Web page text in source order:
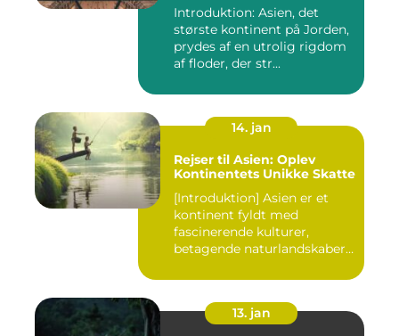
Introduktion: Asien, det
største kontinent på Jorden,
prydes af en utrolig rigdom
af floder, der str...
14. jan
Rejser til Asien: Oplev
Kontinentets Unikke Skatte
[Introduktion] Asien er et
kontinent fyldt med
fascinerende kulturer,
betagende naturlandskaber
13. jan